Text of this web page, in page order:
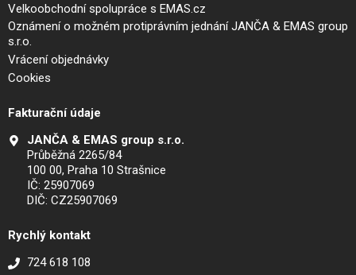
Velkoobchodní spolupráce s EMAS.cz
Oznámení o možném protiprávním jednání JANČA & EMAS group
s.r.o.
Vrácení objednávky
Cookies
Fakturační údaje
JANČA & EMAS group s.r.o.
Průběžná 2265/84
100 00, Praha 10 Strašnice
IČ: 25907069
DIČ: CZ25907069
Rychlý kontakt
724 618 108